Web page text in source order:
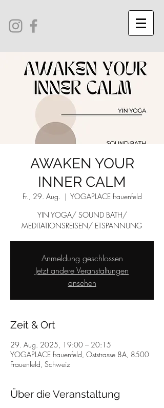
AWAKEN YOUR
INNER CALM
Fr., 29. Aug.
  |
YOGAPLACE frauenfeld
YIN YOGA/ SOUND BATH/
MEDITATIONSREISEN/ ETSPANNUNG
Anmeldung geschlossen
Jetzt andere Veranstaltungen
ansehen
Zeit & Ort
29. Aug. 2025, 19:00 – 20:15
YOGAPLACE frauenfeld, Oststrasse 8A, 8500
Frauenfeld, Schweiz
Über die Veranstaltung